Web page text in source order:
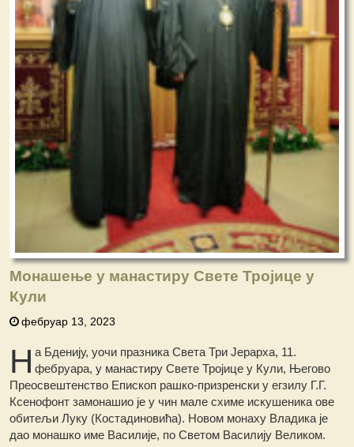
Монашење у манастиру Свете Тројице у
Кули
фебруар 13, 2023
Н а Бденију, уочи празника Света Три Јерарха, 11.
фебруара, у манастиру Свете Тројице у Кули, Његово
Преосвештенство Епископ рашко-призренски у егзилу Г.Г.
Ксенофонт замонашио је у чин мале схиме искушеника ове
обитељи Луку (Костадиновића). Новом монаху Владика је
дао монашко име Василије, по Светом Василију Великом.